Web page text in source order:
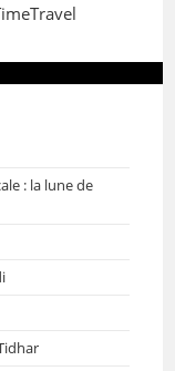
: la lune de